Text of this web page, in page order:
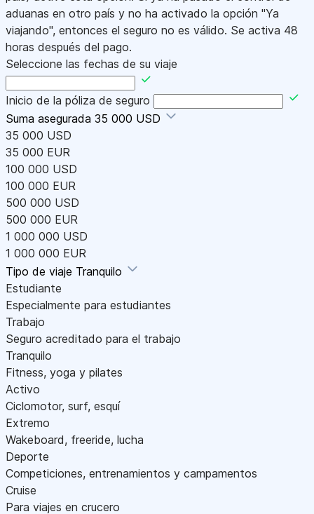
aduanas en otro país y no ha activado la opción "Ya
viajando", entonces el seguro no es válido. Se activa 48
horas después del pago.
Seleccione las fechas de su viaje
Inicio de la póliza de seguro
Suma asegurada 35 000 USD
35 000 USD
35 000 EUR
100 000 USD
100 000 EUR
500 000 USD
500 000 EUR
1 000 000 USD
1 000 000 EUR
Tipo de viaje Tranquilo
Estudiante
Especialmente para estudiantes
Trabajo
Seguro acreditado para el trabajo
Tranquilo
Fitness, yoga y pilates
Activo
Ciclomotor, surf, esquí
Extremo
Wakeboard, freeride, lucha
Deporte
Competiciones, entrenamientos y campamentos
Cruise
Para viajes en crucero